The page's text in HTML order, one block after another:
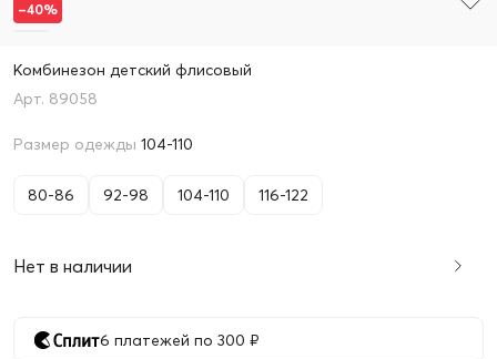
Комбинезон детский флисовый
89058
Размер одежды 104-110
80-86 92-98 104-110 116-122
Нет в наличии
6 платежей по 300 ₽
–40%